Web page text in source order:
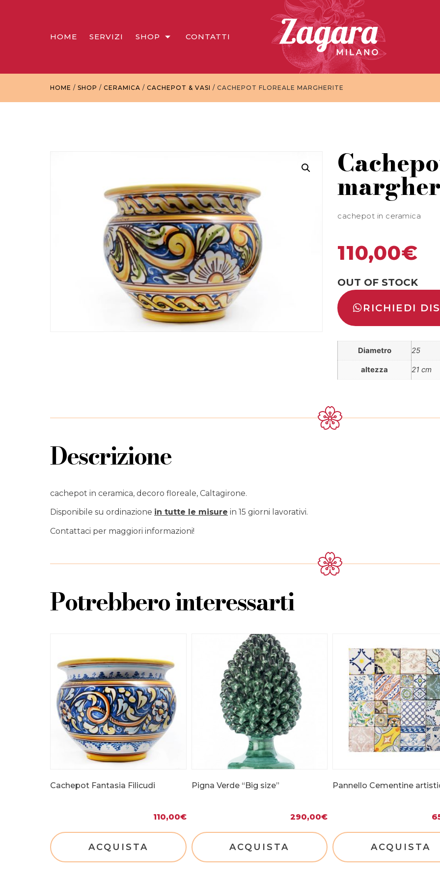
HOME SERVIZI SHOP CONTATTI
HOME / SHOP / CERAMICA / CACHEPOT & VASI / CACHEPOT FLOREALE MARGHERITE
cachepot in ceramica
110,00€
OUT OF STOCK
RICHIEDI
Diametro 25
altezza 21 cm
Descrizione
cachepot in ceramica, decoro floreale, Caltagirone.
Disponibile su ordinazione in tutte le misure in 15 giorni lavorativi.
Contattaci per maggiori informazioni!
Potrebbero interessarti
Cachepot Fantasia Filicudi
110,00€
ACQUISTA
Pigna Verde “Big size”
290,00€
ACQUISTA
Pannello Cementine
ACQUISTA